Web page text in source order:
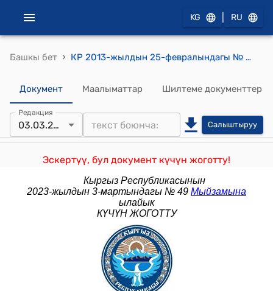
KG RU
Башкы бет › КР 2013-жылдын 25-февралындагы № 35 "Кыргыз Республикасынын айрым мыйзам актыларына толуктоолорду жана өзгөртүүлөрдү киргизүү тууралуу" Мыйзамы
Документ Маалыматтар Шилтеме документтер
Редакция
03.03.2023 Салыштыруу
Эскертүү, бул документ күчүн жоготту!